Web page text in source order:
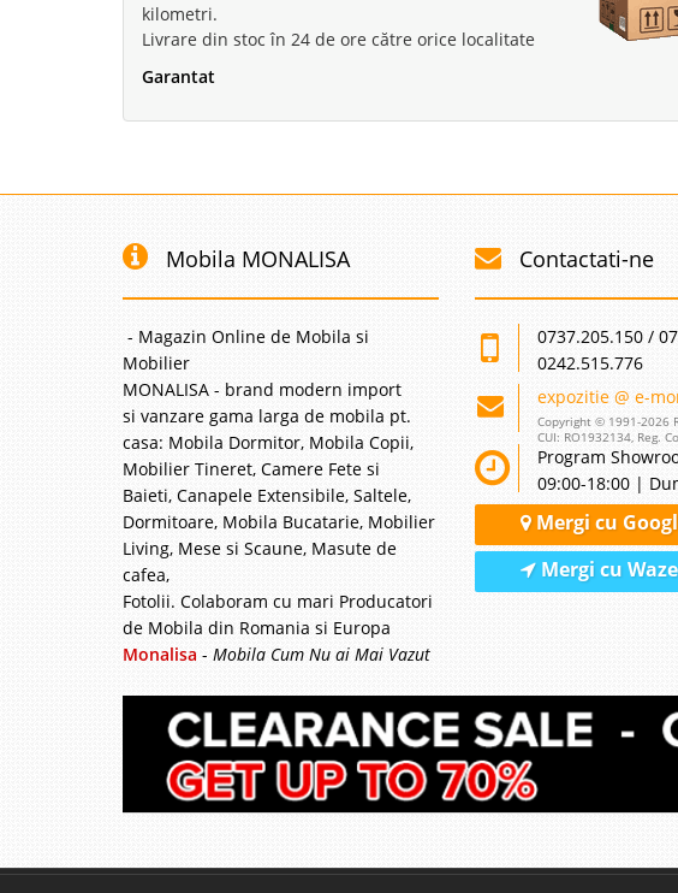
kilometri.
Livrare din stoc în 24 de ore către orice localitate
Garantat
Mobila MONALISA
- Magazin Online de Mobila si
Mobilier
MONALISA - brand modern import
si vanzare gama larga de mobila pt.
casa: Mobila Dormitor, Mobila Copii,
Mobilier Tineret, Camere Fete si
Baieti, Canapele Extensibile, Saltele,
Dormitoare, Mobila Bucatarie, Mobilier
Living, Mese si Scaune, Masute de
cafea,
Fotolii. Colaboram cu mari Producatori
de Mobila din Romania si Europa
Monalisa - Mobila Cum Nu ai Mai Vazut
Contactati-ne
0737.205.150 /
0242.515.776
expozitie @ e-
Copyright © 1991-2026
CUI: RO1932134, Reg.
Program
09:00-18:00 |
Mergi cu
Mergi cu Waze